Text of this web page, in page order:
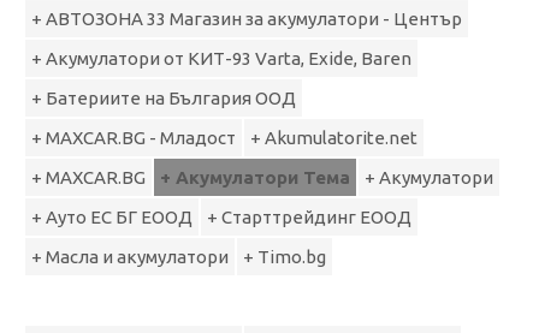
+ АВТОЗОНА 33 Магазин за акумулатори - Център
+ Акумулатори от КИТ-93 Varta, Exide, Baren
+ Батериите на България ООД
+ MAXCAR.BG - Младост
+ Akumulatorite.net
+ MAXCAR.BG
+ Акумулатори Тема
+ Акумулатори
+ Ауто ЕС БГ ЕООД
+ Старттрейдинг ЕООД
+ Масла и акумулатори
+ Timo.bg